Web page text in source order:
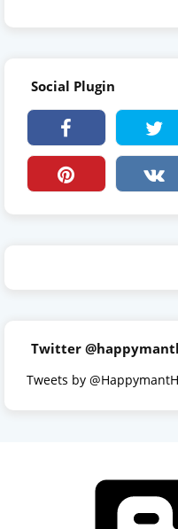
Social Plugin
Twitter
Tweets by @HappymantH